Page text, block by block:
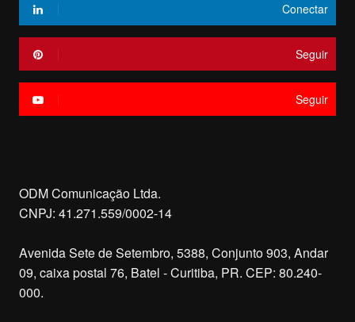
Conectar
Seguir
Seguir
ODM Comunicação Ltda.
CNPJ: 41.271.559/0002-14
Avenida Sete de Setembro, 5388, Conjunto 903, Andar
09, caixa postal 76, Batel - Curitiba, PR. CEP: 80.240-
000.